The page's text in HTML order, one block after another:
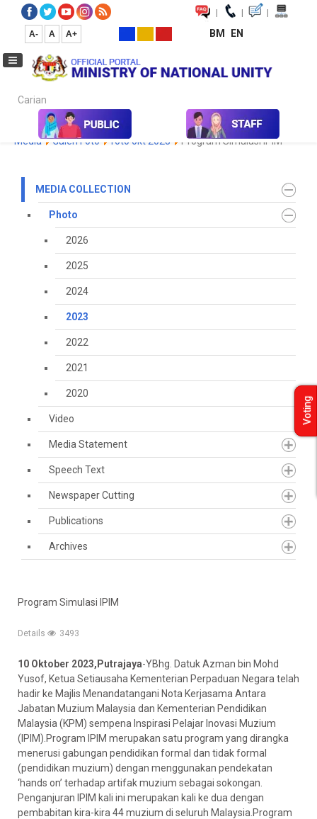
| | |
A- A A+ BM EN
Carian...
Media Media Collection Photo 2023
Koleksi
Media
Galeri Foto foto okt 2023 Program Simulasi IPIM
MEDIA COLLECTION
Photo
2026
2025
2024
2023
2022
2021
2020
Video
Media Statement
Speech Text
Newspaper Cutting
Publications
Archives
Program Simulasi IPIM
Details 3493
10 Oktober 2023,Putrajaya-YBhg. Datuk Azman bin Mohd
Yusof, Ketua Setiausaha Kementerian Perpaduan Negara telah
hadir ke Majlis Menandatangani Nota Kerjasama Antara
Jabatan Muzium Malaysia dan Kementerian Pendidikan
Malaysia (KPM) sempena Inspirasi Pelajar Inovasi Muzium
(IPIM).Program IPIM merupakan satu program yang dirangka
menerusi gabungan pendidikan formal dan tidak formal
(pendidikan muzium) dengan menggunakan pendekatan
‘hands on’ terhadap artifak muzium sebagai sokongan.
Penganjuran IPIM kali ini merupakan kali ke dua dengan
pembabitan kira-kira 44 muzium di seluruh Malaysia.Program
Voting